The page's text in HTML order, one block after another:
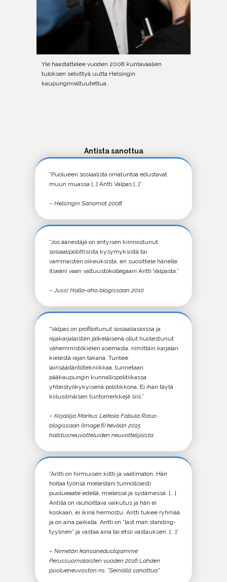
Yle haastattelee vuoden 2008 kuntavaalien
tuloksen selvittyä uutta Helsingin
kaupunginvaltuutettua.
Antista sanottua
“Puolueen sosiaalista omatuntoa edustavat
muun muassa […] Antti Valpas […]”
– Helsingin Sanomat 2008
“Jos äänestäjä on erityisen kiinnostunut
sosiaalipoliittisista kysymyksistä tai
vammaisten oikeuksista, en suosittele hänelle
itseäni vaan valtuustokollegaani Antti Valpasta.”
– Jussi Halla-aho blogissaan 2010
”Valpas on profiloitunut sosiaaliasioissa ja
rajakarjalaisten jälkeläisenä ollut huolestunut
vähemmistökielen asemasta, nimittäin karjalan
kielestä rajan takana. Tuntee
lainsäädäntötekniikkaa, tunnetaan
pääkaupungin kunnallispolitiikassa
yhteistyökykyisenä poliitikkona. Ei ihan täytä
kiilusilmäisen tuntomerkkejä siis.”
– Kirjailija Markus Leikola Fabula Rasa-
blogissaan (Image.fi) kevään 2015
hallitusneuvotteluiden neuvottelijoista
”Antti on hirmuisen kiltti ja vaatimaton. Hän
hoitaa työnsä mielestäni tunnollisesti
puolueaate edellä, mielessä ja sydämessä. [...]
Antilla on rauhoittava vaikutus ja hän ei
koskaan, ei ikinä hermostu. Antti tukee ryhmää
ja on aina paikalla. Antti on ”last man standing-
tyylinen” ja vastaa aina tai etsii vastauksen. [...]”
– Nimetön kansanedustajamme
Perussuomalaisten vuoden 2016 Lahden
puolueneuvoston ns. ”Seinällä sanottua”